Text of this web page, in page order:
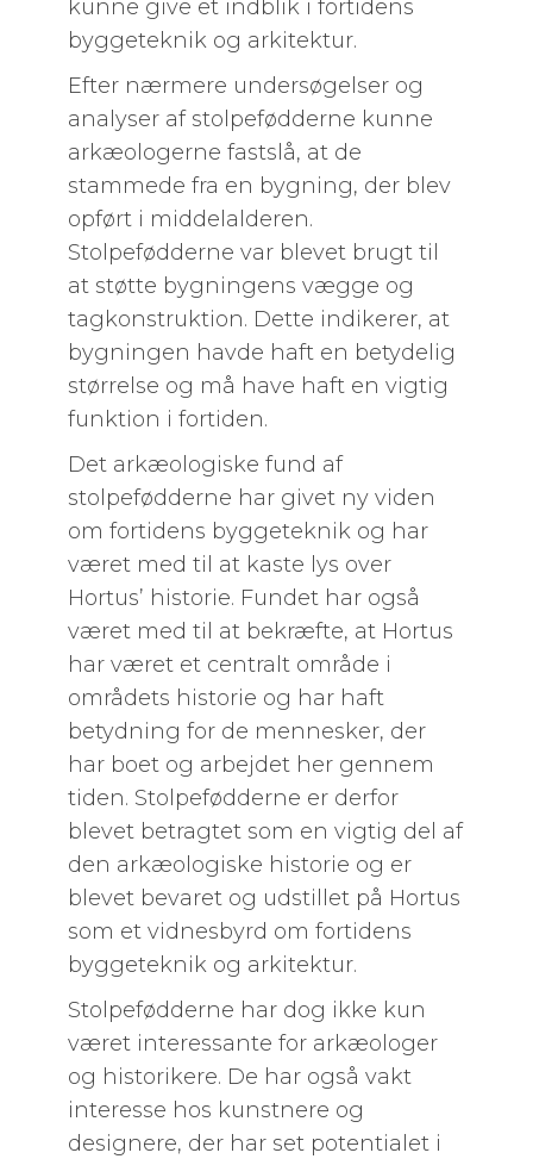
kunne give et indblik i fortidens
byggeteknik og arkitektur.
Efter nærmere undersøgelser og
analyser af stolpefødderne kunne
arkæologerne fastslå, at de
stammede fra en bygning, der blev
opført i middelalderen.
Stolpefødderne var blevet brugt til
at støtte bygningens vægge og
tagkonstruktion. Dette indikerer, at
bygningen havde haft en betydelig
størrelse og må have haft en vigtig
funktion i fortiden.
Det arkæologiske fund af
stolpefødderne har givet ny viden
om fortidens byggeteknik og har
været med til at kaste lys over
Hortus’ historie. Fundet har også
været med til at bekræfte, at Hortus
har været et centralt område i
områdets historie og har haft
betydning for de mennesker, der
har boet og arbejdet her gennem
tiden. Stolpefødderne er derfor
blevet betragtet som en vigtig del af
den arkæologiske historie og er
blevet bevaret og udstillet på Hortus
som et vidnesbyrd om fortidens
byggeteknik og arkitektur.
Stolpefødderne har dog ikke kun
været interessante for arkæologer
og historikere. De har også vakt
interesse hos kunstnere og
designere, der har set potentialet i